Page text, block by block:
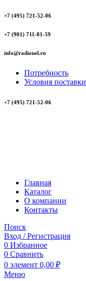
+7 (495) 721-52-06
+7 (901) 711-81-59
info@radionel.ru
Потребность
Условия поставки
+7 (495) 721-52-06
Главная
Каталог
О компании
Контакты
Поиск
Вход / Регистрация
0 Избранное
0 Сравнить
0 элемент 0,00 ₽
Меню